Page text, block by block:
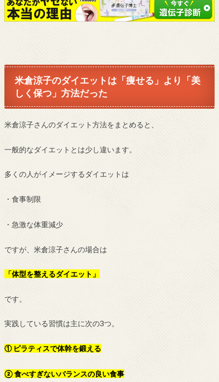
米倉涼子のダイエットは「痩せる」より「美
しく保つ」方法だった
米倉涼子さんのダイエット方法をまとめると、
一般的なダイエットとは少し違います。
多くの人がイメージするダイエットは
・食事制限
・急激な体重減少
ですが、米倉涼子さんの場合は
「体型を整えるダイエット」
です。
実践している習慣は主に次の3つ。
① ピラティスで体幹を鍛える
② 食べすぎないバランスの良い食事